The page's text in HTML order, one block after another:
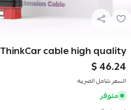
ThinkCar cable high quality
46.24 $
السعر شامل الضريبه
متوفر